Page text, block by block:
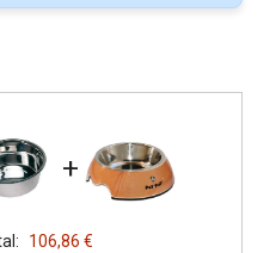
+
106,86 €